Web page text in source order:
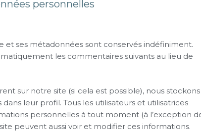
personnelles
et ses métadonnées sont conservés indéfiniment.
les commentaires suivants au lieu de
sur notre site (si cela est possible), nous stockons
leur profil. Tous les utilisateurs et utilisatrices
personnelles à tout moment (à l’exception
peuvent aussi voir et modifier ces informations.